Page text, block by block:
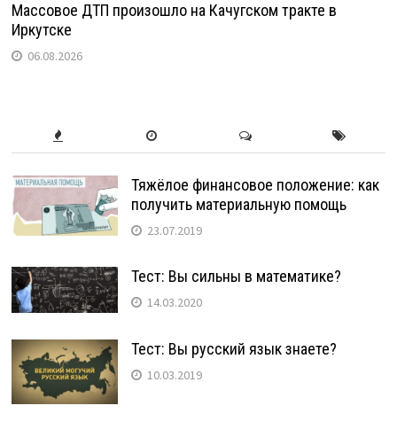
Массовое ДТП произошло на Качугском тракте в
Иркутске
06.08.2026
Тяжёлое финансовое положение: как
получить материальную помощь
23.07.2019
Тест: Вы сильны в математике?
14.03.2020
Тест: Вы русский язык знаете?
10.03.2019